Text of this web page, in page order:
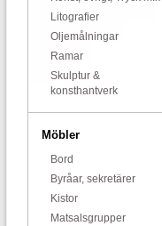
Litografier
Oljemålningar
Ramar
Skulptur &
konsthantverk
Möbler
Bord
Byråar, sekretärer
Kistor
Matsalsgrupper